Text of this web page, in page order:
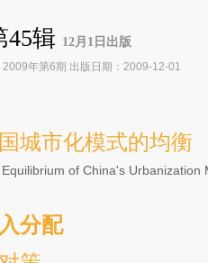
45辑 12月1日出版
年第6期 出版日期：2009-12-01
城市化模式的均衡
of China's Urbanization
分配